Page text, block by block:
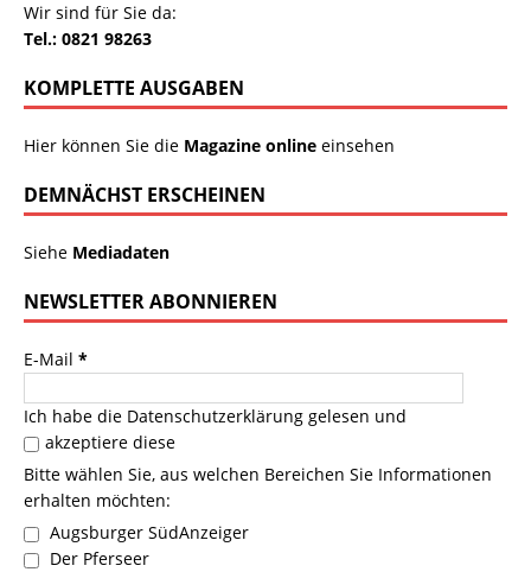
Wir sind für Sie da:
Tel.: 0821 98263
KOMPLETTE AUSGABEN
Hier können Sie die Magazine online einsehen
DEMNÄCHST ERSCHEINEN
Siehe Mediadaten
NEWSLETTER ABONNIEREN
E-Mail *
Ich habe die Datenschutzerklärung gelesen und
akzeptiere diese
Bitte wählen Sie, aus welchen Bereichen Sie Informationen
erhalten möchten:
Augsburger SüdAnzeiger
Der Pferseer